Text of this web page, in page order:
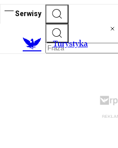
Serwisy
Turystyka